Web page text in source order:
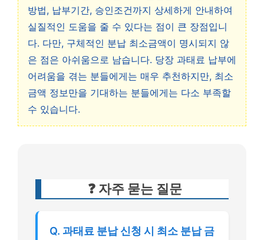
방법, 납부기간, 승인조건까지 상세하게 안내하여
실질적인 도움을 줄 수 있다는 점이 큰 장점입니
다. 다만, 구체적인 분납 최소금액이 명시되지 않
은 점은 아쉬움으로 남습니다. 당장 과태료 납부에
어려움을 겪는 분들에게는 매우 추천하지만, 최소
금액 정보만을 기대하는 분들에게는 다소 부족할
수 있습니다.
❓ 자주 묻는 질문
Q. 과태료 분납 신청 시 최소 분납 금